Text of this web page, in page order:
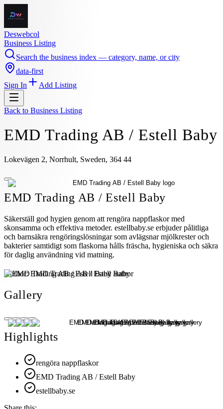
Deswebcol
Business Listing
Search the business index — category, name, or city
data-first
Sign In
Add Listing
Back to Business Listing
EMD Trading AB / Estell Baby
Lokevägen 2, Norrhult, Sweden, 364 44
EMD Trading AB / Estell Baby
Säkerställ god hygien genom att rengöra nappflaskor med
skonsamma och effektiva metoder. estellbaby.se erbjuder pålitliga
och barnsäkra rengöringslösningar som avlägsnar mjölkrester och
bakterier samtidigt som flaskorna hålls fräscha, hygieniska och säkra
för daglig användning vid matning.
Author:EMD Trading AB / Estell Baby
Gallery
Highlights
rengöra nappflaskor
EMD Trading AB / Estell Baby
estellbaby.se